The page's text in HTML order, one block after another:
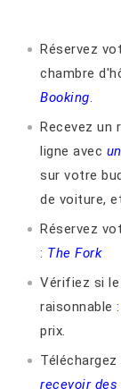
Réservez
chambre
Booking.
Recevez un
ligne avec
sur votre
de voiture,
Réservez
: The Fork
Vérifiez si
raisonnable
prix.
recevoir